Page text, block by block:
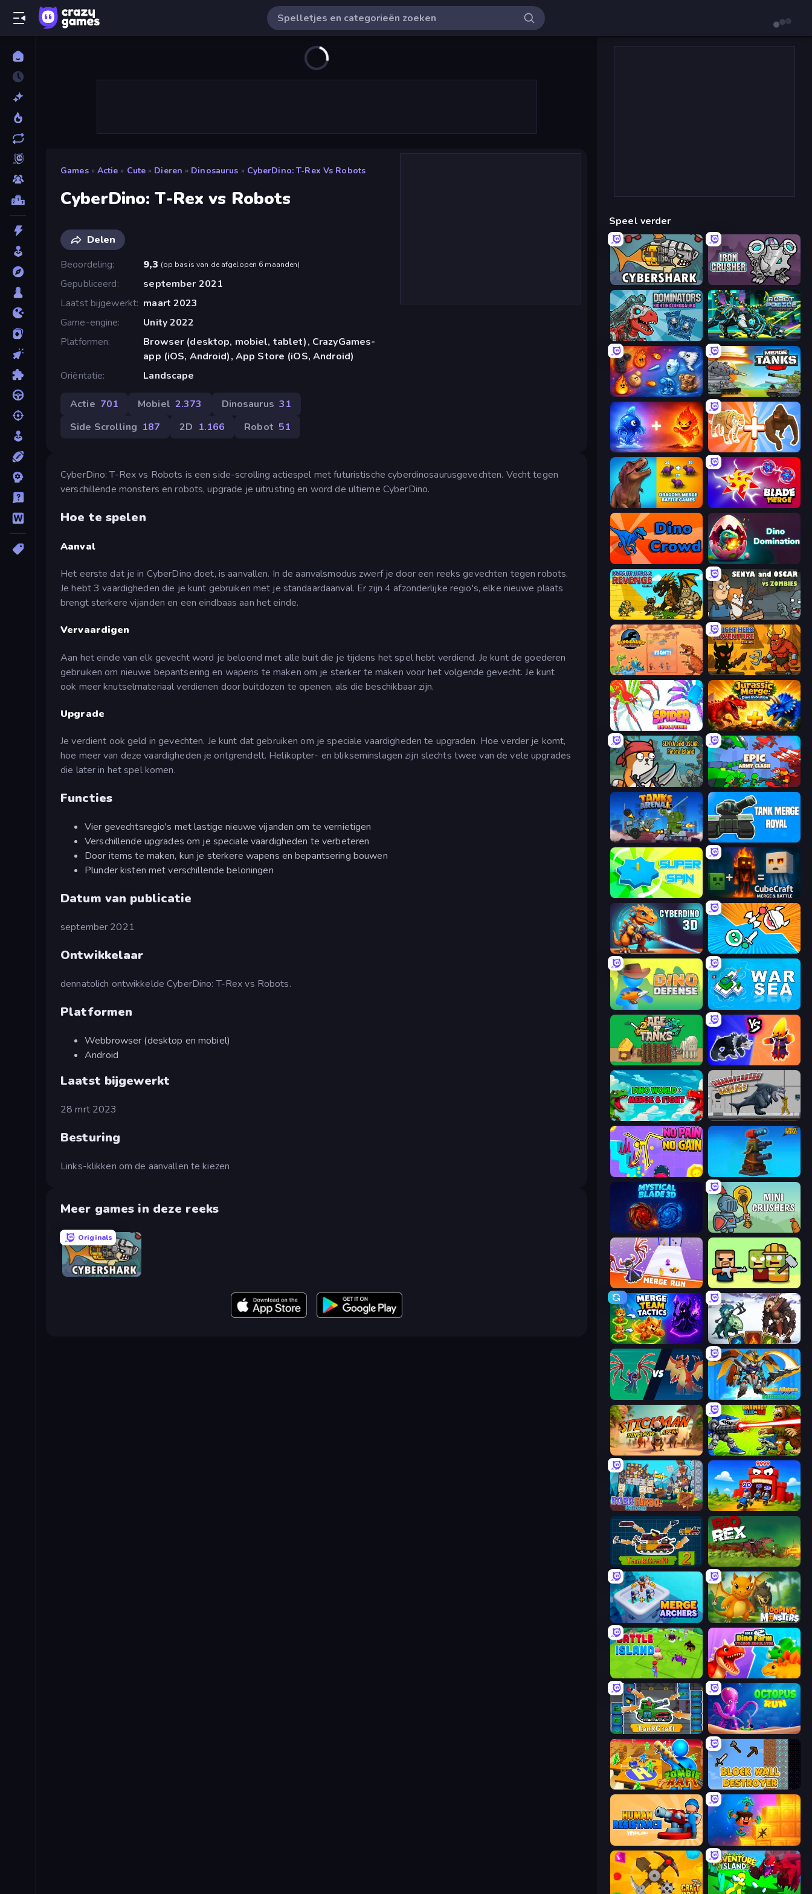
Games » Actie » Cute » Dieren » Dinosaurus » CyberDino: T-Rex Vs Robots
CyberDino: T-Rex vs Robots
Delen
Beoordeling
9,3 (op basis van de afgelopen 6 maanden)
Gepubliceerd
september 2021
Laatst bijgewerkt maart 2023
Game-engine
Unity 2022
Platformen
Browser (desktop, mobiel, tablet), CrazyGames-
app (iOS, Android), App Store (iOS, Android)
Oriëntatie
Landscape
Actie 701 Mobiel 2.373 Dinosaurus 31
Side Scrolling 187 2D 1.166 Robot 51
CyberDino: T-Rex vs Robots is een side-scrolling actiespel met futuristische cyberdinosaurusgevechten. Vecht tegen
verschillende monsters en robots, upgrade je uitrusting en word de ultieme CyberDino.
Hoe te spelen
Aanval
Het eerste dat je in CyberDino doet, is aanvallen. In de aanvalsmodus zwerf je door een reeks gevechten tegen robots.
Je hebt 3 vaardigheden die je kunt gebruiken met je standaardaanval. Er zijn 4 afzonderlijke regio's, elke nieuwe plaats
brengt sterkere vijanden en een eindbaas aan het einde.
Vervaardigen
Aan het einde van elk gevecht word je beloond met alle buit die je tijdens het spel hebt verdiend. Je kunt de goederen
gebruiken om nieuwe bepantsering en wapens te maken om je sterker te maken voor het volgende gevecht. Je kunt
ook meer knutselmateriaal verdienen door buitdozen te openen, als die beschikbaar zijn.
Upgrade
Je verdient ook geld in gevechten. Je kunt dat gebruiken om je speciale vaardigheden te upgraden. Hoe verder je komt,
hoe meer van deze vaardigheden je ontgrendelt. Helikopter- en blikseminslagen zijn slechts twee van de vele upgrades
die later in het spel komen.
Functies
Vier gevechtsregio's met lastige nieuwe vijanden om te vernietigen
Verschillende upgrades om je speciale vaardigheden te verbeteren
Door items te maken, kun je sterkere wapens en bepantsering bouwen
Plunder kisten met verschillende beloningen
Datum van publicatie
september 2021
Ontwikkelaar
dennatolich ontwikkelde CyberDino: T-Rex vs Robots.
Platformen
Webbrowser (desktop en mobiel)
Android
Laatst bijgewerkt
28 mrt 2023
Besturing
Links-klikken om de aanvallen te kiezen
Meer games in deze reeks
Originals
CyberShark
Speel verder
CyberShark Iron Crusher
Dominators: Fighting Dinosaurs Robot Police Iron Panther
Elemental Merge Merge Master Tanks: Tank Wars
Elemental Monsters: Merge Animal DNA Run
Dragons Merge: Battle Games Blade Merge
Dino Crowd Dino Domination
Knight Hero 2 Revenge Idle RPG Senya and Oscar vs Zombies
Dinosaurs Merge Master Knight Hero Adventure Idle RPG
Spider Evolution: Runner Game Jurassic Merge: Dino Evolution
Senya and Oscar: Pirate Island Epic Army Clash
Tanks Arena io: Craft & Combat Tank Merge Royal
Super Spin CubeCraft: Merge & Battle
CyberDino 3D Merge Knights!
Dino Defense War Sea
Age of Tanks Warriors: TD War Merge Battle Tactics
Dino World: Merge & Fight Sharkosaurus Rampage
No Pain No Gain - Ragdoll Sandbox Furry Road
Mystical Blade Mini Crushers
Merge Run Zombie Horde: Build & Survive
Merge Team Tactics Dark Stones: Card Battle RPG
Monster Battle Mecha Allstars Battle Royale
Stickman: Dinosaur Arena Brainrot Blue Vs Red
Bobr Turbo: Craft Cars TimeWarriors
TankCraft 2 Rio Rex
Merge Archers Looping Monsters
Battle Island Idle Dino Farm Tycoon Simulator 3D
TankCraft OctopusRun
Zombie Raft Block Wall Destroyer
Human Resistance Merge & Dig!